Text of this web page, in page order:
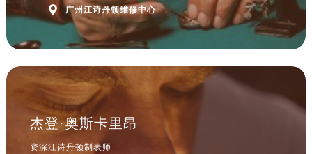
杰登·奥斯卡里昂
资深江诗丹顿制表师
是深圳江诗丹顿售后服务中心